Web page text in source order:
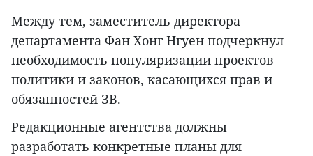
Между тем, заместитель директора
департамента Фан Хонг Нгуен подчеркнул
необходимость популяризации проектов
политики и законов, касающихся прав и
обязанностей ЗВ.
Редакционные агентства должны
разработать конкретные планы для